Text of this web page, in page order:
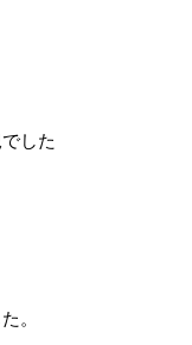
した
。